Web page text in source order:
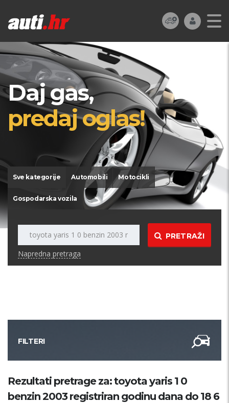
Daj gas,
predaj oglas!
Sve kategorije Automobili Motocikli
Gospodarska vozila
PRETRAŽI
Napredna pretraga
FILTERI
Kategorija
Rezultati pretrage za: toyota yaris 1 0
benzin 2003 registriran godinu dana do 18 6